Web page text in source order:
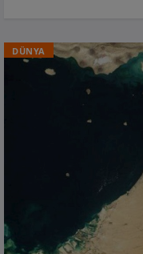
DÜNYA